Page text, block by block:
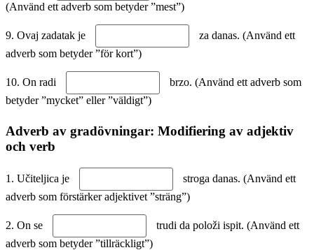
(Använd ett adverb som betyder ”mest”)
9. Ovaj zadatak je
za danas. (Använd ett
adverb som betyder ”för kort”)
10. On radi
brzo. (Använd ett adverb som
betyder ”mycket” eller ”väldigt”)
Adverb av gradövningar: Modifiering av adjektiv
och verb
1. Učiteljica je
stroga danas. (Använd ett
adverb som förstärker adjektivet ”sträng”)
2. On se
trudi da položi ispit. (Använd ett
adverb som betyder ”tillräckligt”)